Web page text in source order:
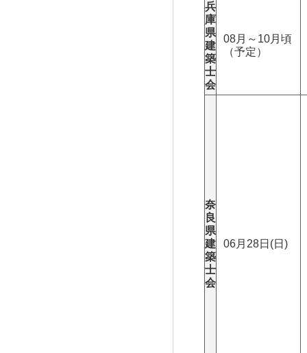
兵
庫
県
建
築
士
会
08月～10月頃
（予定）
奈
良
県
建
築
士
会
06月28日(日)